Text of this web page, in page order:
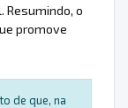
o
promove
de que, na